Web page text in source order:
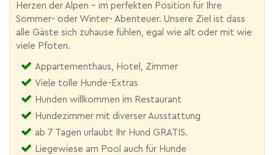
Herzen der Alpen - im perfekten Position für Ihre
Sommer- oder Winter- Abenteuer. Unsere Ziel ist dass
alle Gäste sich zuhause fühlen, egal wie alt oder mit wie
viele Pfoten.
Appartementhaus, Hotel, Zimmer
Viele tolle Hunde-Extras
Hunden willkommen im Restaurant
Hundezimmer mit diverser Ausstattung
ab 7 Tagen urlaubt Ihr Hund GRATIS.
Liegewiese am Pool auch für Hunde